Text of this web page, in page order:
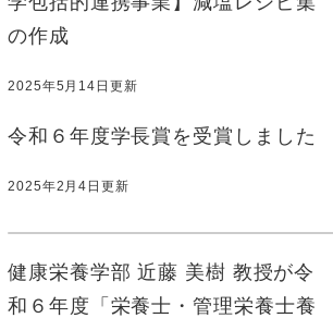
の作成
2025年5月14日更新
令和６年度学長賞を受賞しました
2025年2月4日更新
健康栄養学部 近藤 美樹 教授が令
和６年度「栄養士・管理栄養士養